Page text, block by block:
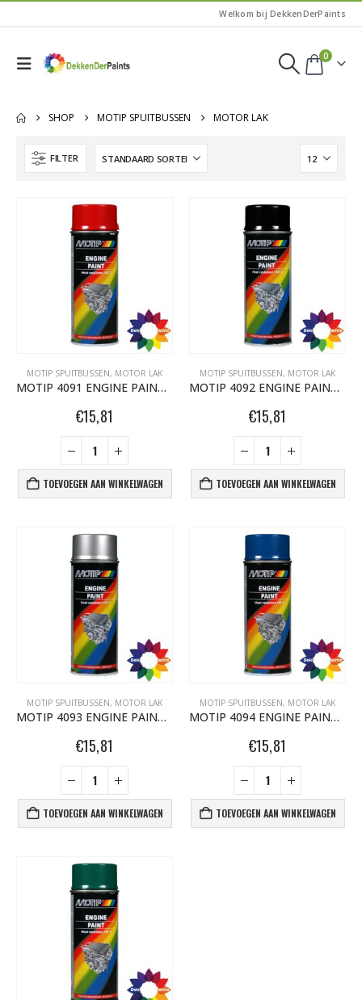
Welkom bij DekkenDerPaints
0
SHOP MOTIP SPUITBUSSEN MOTOR LAK
FILTER
MOTIP SPUITBUSSEN, MOTOR LAK
MOTIP 4091 ENGINE PAINT ROOD 04091
€15,81
TOEVOEGEN AAN WINKELWAGEN
MOTIP SPUITBUSSEN, MOTOR LAK
MOTIP 4092 ENGINE PAINT ZWART 04092
€15,81
TOEVOEGEN AAN WINKELWAGEN
MOTIP SPUITBUSSEN, MOTOR LAK
MOTIP 4093 ENGINE PAINT ALUMINIUM 04093
€15,81
TOEVOEGEN AAN WINKELWAGEN
MOTIP SPUITBUSSEN, MOTOR LAK
MOTIP 4094 ENGINE PAINT BLAUW 04094
€15,81
TOEVOEGEN AAN WINKELWAGEN